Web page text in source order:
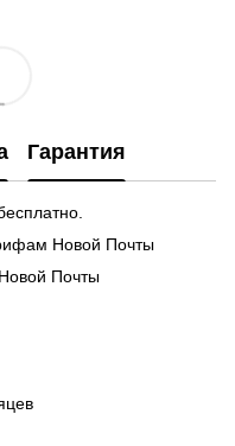
Гарантия
Новой Почты
Почты